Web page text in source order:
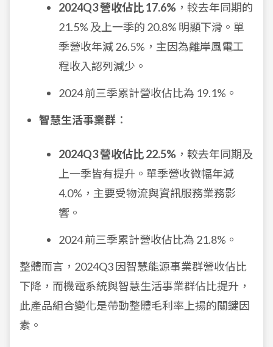
2024Q3 營收佔比 17.6% ，較去年同期的
21.5% 及上一季的 20.8% 明顯下滑。單
季營收年減 26.5%，主因為離岸風電工
程收入認列減少。
2024 前三季累計營收佔比為 19.1%。
智慧生活事業群 ：
2024Q3 營收佔比 22.5% ，較去年同期及
上一季皆有提升。單季營收微幅年減
4.0%，主要受物流與資訊服務業務影
響。
2024 前三季累計營收佔比為 21.8%。
整體而言，2024Q3 因智慧能源事業群營收佔比
下降，而機電系統與智慧生活事業群佔比提升，
此產品組合變化是帶動整體毛利率上揚的關鍵因
素。